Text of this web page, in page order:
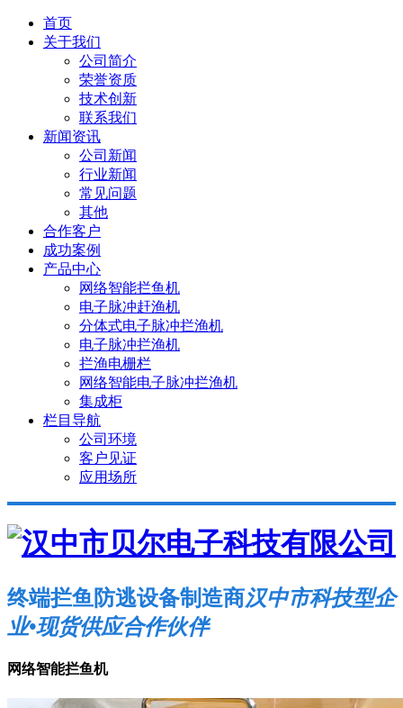
首页
关于我们
公司简介
荣誉资质
技术创新
联系我们
新闻资讯
公司新闻
行业新闻
常见问题
其他
合作客户
成功案例
产品中心
网络智能拦鱼机
电子脉冲赶渔机
分体式电子脉冲拦渔机
电子脉冲拦渔机
拦渔电栅栏
网络智能电子脉冲拦渔机
集成柜
栏目导航
公司环境
客户见证
应用场所
终端拦鱼防逃设备制造商汉中市科技型企
业•现货供应合作伙伴
网络智能拦鱼机